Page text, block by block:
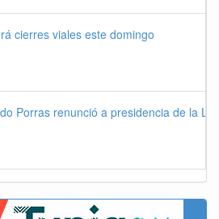
cierres viales este domingo
Porras renunció a presidencia de la